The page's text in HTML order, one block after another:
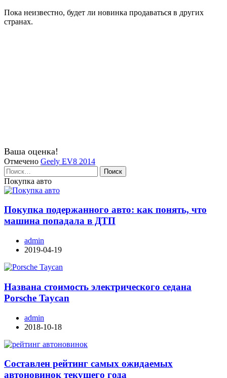
Пока неизвестно, будет ли новинка продаваться в других
странах.
Ваша оценка!
Отмечено Geely EV8 2014
Найти:
Покупка авто
Покупка подержанного авто: как понять, что
машина попадала в ДТП
admin
2019-04-19
Названа стоимость электрического седана
Porsche Taycan
admin
2018-10-18
Составлен рейтинг самых ожидаемых
автоновинок текущего года